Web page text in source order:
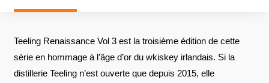
Teeling Renaissance Vol 3 est la troisième édition de cette
série en hommage à l’âge d’or du wkiskey irlandais. Si la
distillerie Teeling n’est ouverte que depuis 2015, elle